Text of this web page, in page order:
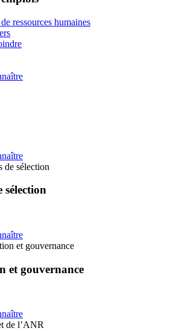
ressources humaines
de sélection
sélection
et gouvernance
et gouvernance
de l’ANR